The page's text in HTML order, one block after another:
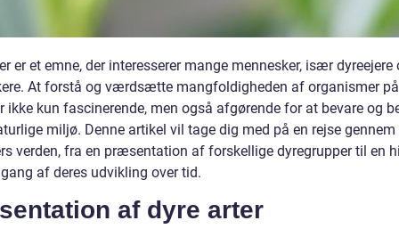
er et emne, der interesserer mange mennesker, især dyreejere
At forstå og værdsætte mangfoldigheden af organismer
ikke kun fascinerende, men også afgørende for at bevare og
miljø. Denne artikel vil tage dig med på en rejse gennem
verden, fra en præsentation af forskellige dyregrupper til en
af deres udvikling over tid.
af dyre arter